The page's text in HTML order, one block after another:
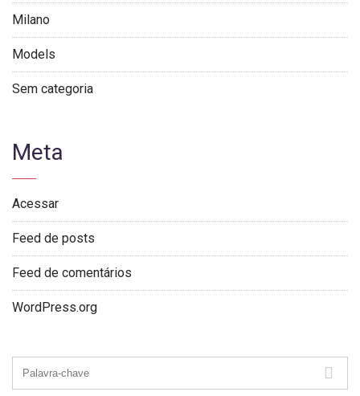
Milano
Models
Sem categoria
Meta
Acessar
Feed de posts
Feed de comentários
WordPress.org